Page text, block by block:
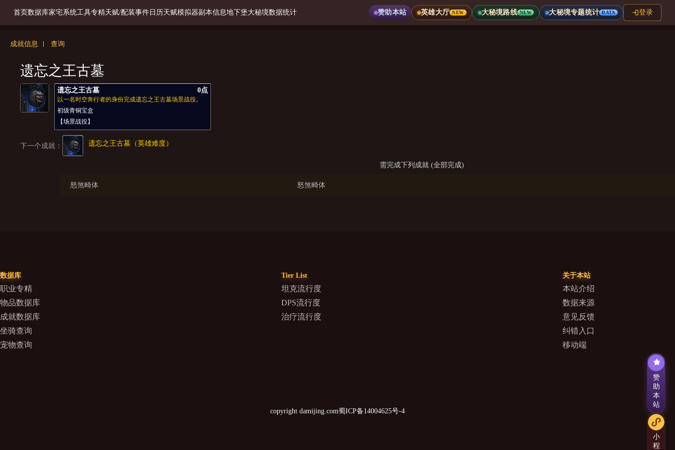
首页数据库家宅系统工具专精天赋/配装事件日历天赋模拟器副本信息地下堡大秘境数据统计 赞助本站 英雄大厅 NEW 大秘境路线 NEW 大秘境专题统计 DATA 登录
成就信息 查询
遗忘之王古墓
遗忘之王古墓 0点
以一名时空奔行者的身份完成遗忘之王古墓场景战役。
初级青铜宝盒
【场景战役】
下一个成就： 遗忘之王古墓（英雄难度）
需完成下列成就 (全部完成)
怒煞畸体 怒煞畸体
数据库
职业专精
物品数据库
成就数据库
坐骑查询
宠物查询
Tier List
坦克流行度
DPS流行度
治疗流行度
关于本站
本站介绍
数据来源
意见反馈
纠错入口
移动端
copyright damijing.com蜀ICP备14004625号-4
赞
助
本
站
小
程